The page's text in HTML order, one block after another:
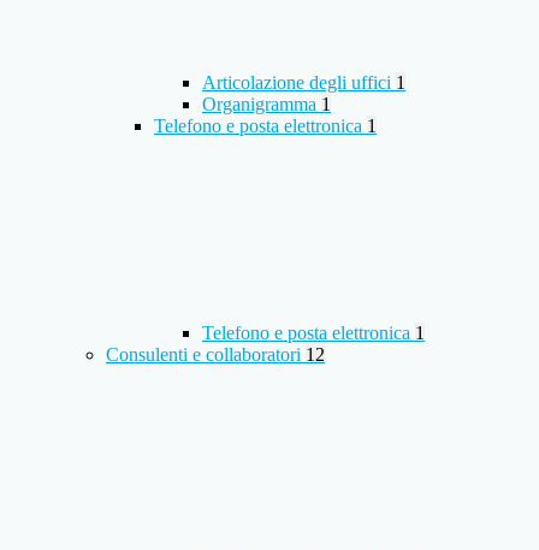
Articolazione degli uffici 1
Organigramma 1
Telefono e posta elettronica 1
Telefono e posta elettronica 1
Consulenti e collaboratori 12